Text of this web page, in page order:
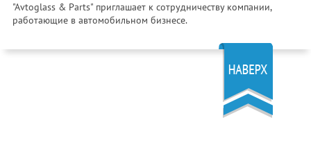
"Avtoglass & Parts" приглашает к сотрудничеству компании,
работающие в автомобильном бизнесе.